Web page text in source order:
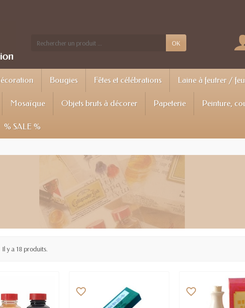
OK
Bougies Fêtes et célébrations Laine à feutrer /
Mosaïque Objets bruts à décorer Papeterie Peinture,
% SALE %
Il y a 18 produits.
favorite_border favorite_border